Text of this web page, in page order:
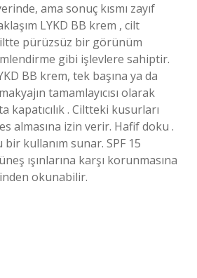
ama sonuç kısmı zayıf
LYKD BB krem , cilt
pürüzsüz bir görünüm
gibi işlevlere sahiptir.
BB krem, tek başına ya da
tamamlayıcısı olarak
kapatıcılık . Ciltteki kusurları
almasına izin verir. Hafif doku .
kullanım sunar. SPF 15
ışınlarına karşı korunmasına
okunabilir.